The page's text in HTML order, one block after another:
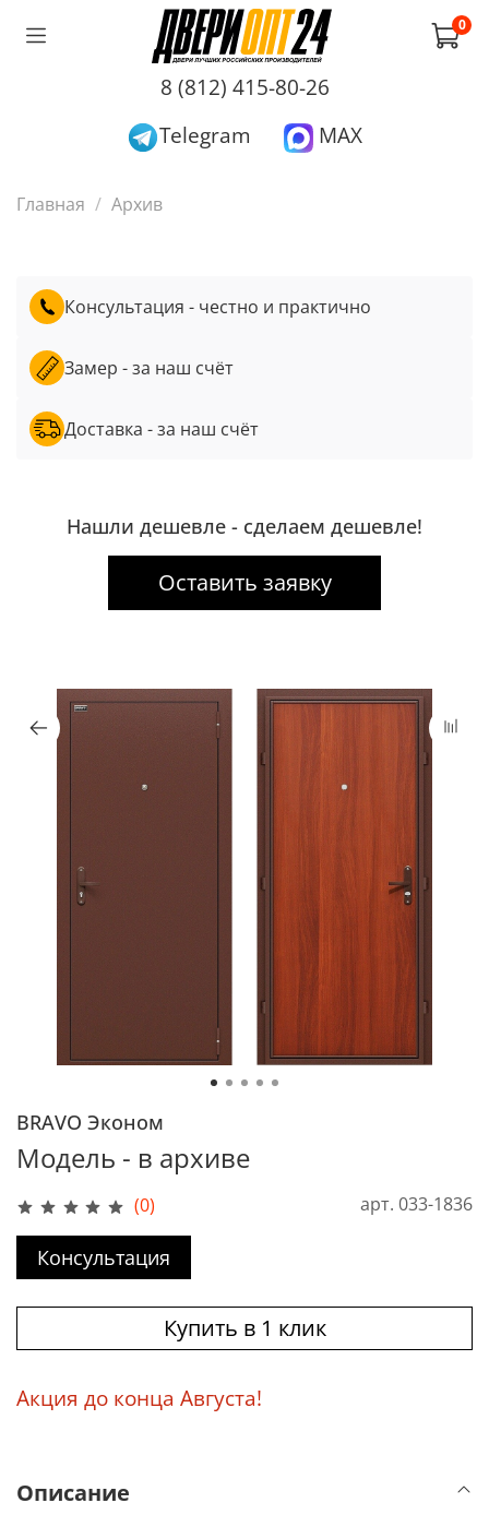
0
8 (812) 415-80-26
Telegram
MAX
Главная Архив
Консультация - честно и практично
Замер - за наш счёт
Доставка - за наш счёт
Нашли дешевле - сделаем дешевле!
Оставить заявку
(0) арт. 033-1836
BRAVO Эконом
Модель - в архиве
Консультация
Купить в 1 клик
Акция до конца Августа!
Описание